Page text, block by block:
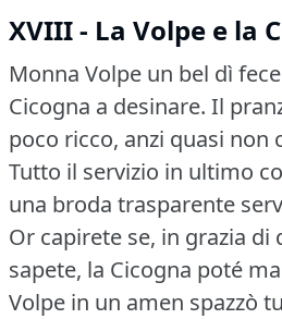
XVIII - La Volpe e la
Monna Volpe un bel dì
Cicogna a desinare. Il
poco ricco, anzi quasi non
Tutto il servizio in ultimo
una broda trasparente
Or capirete se, in grazia di
sapete, la Cicogna poté
Volpe in un amen spazzò